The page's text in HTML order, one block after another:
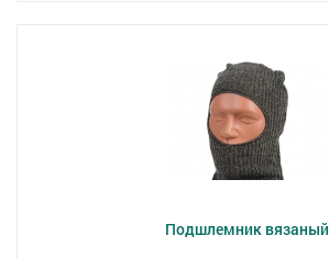
Подшлемник вязаный